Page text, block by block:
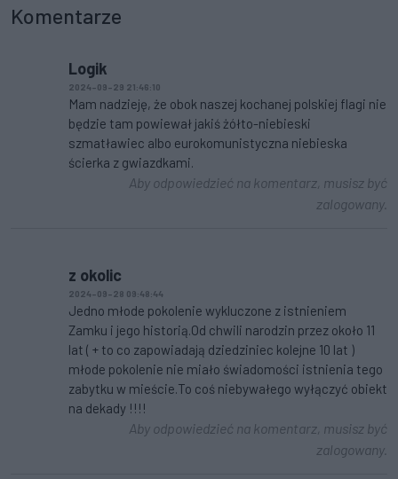
Komentarze
Logik
2024-09-29 21:46:10
Mam nadzieję, że obok naszej kochanej polskiej flagi nie
będzie tam powiewał jakiś żółto-niebieski
szmatławiec albo eurokomunistyczna niebieska
ścierka z gwiazdkami.
Aby odpowiedzieć na komentarz, musisz być
zalogowany.
z okolic
2024-09-28 09:48:44
Jedno młode pokolenie wykluczone z istnieniem
Zamku i jego historią.Od chwili narodzin przez około 11
lat ( + to co zapowiadają dziedziniec kolejne 10 lat )
młode pokolenie nie miało świadomości istnienia tego
zabytku w mieście.To coś niebywałego wyłączyć obiekt
na dekady !!!!
Aby odpowiedzieć na komentarz, musisz być
zalogowany.